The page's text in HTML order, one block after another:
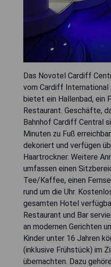
Das Novotel Cardiff
vom Cardiff International
bietet ein Hallenbad, ein
Restaurant. Geschäfte,
Bahnhof Cardiff Central
Minuten zu Fuß
dekoriert und verfügen
Haartrockner. Weitere
umfassen einen
Tee/Kaffee, einen
rund um die Uhr.
gesamten Hotel
Restaurant und Bar
an modernen Gerichten
Kinder unter 16 Jahren
(inklusive Frühstück) im
übernachten. Dazu